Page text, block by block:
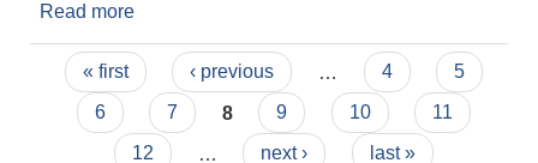
Read more
Pages
« first ‹ previous 4
5
6
7 8 9 10
11
12
next › last »